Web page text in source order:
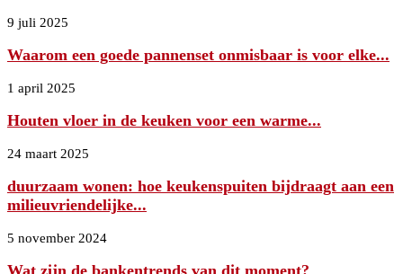
9 juli 2025
Waarom een goede pannenset onmisbaar is voor elke...
1 april 2025
Houten vloer in de keuken voor een warme...
24 maart 2025
duurzaam wonen: hoe keukenspuiten bijdraagt aan een
milieuvriendelijke...
5 november 2024